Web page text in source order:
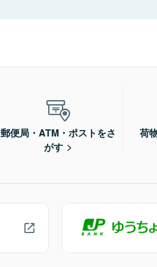
郵便局・ATM・ポストをさ
がす
荷